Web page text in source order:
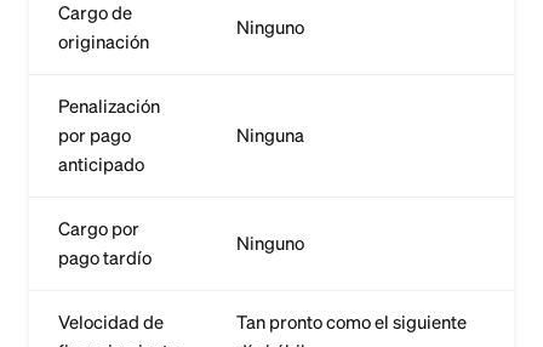
Cargo de
originación
Ninguno
Penalización
por pago
anticipado
Ninguna
Cargo por
pago tardío
Ninguno
Velocidad de
Tan pronto como el siguiente